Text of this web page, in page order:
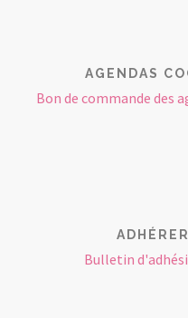
AGENDAS
Bon de commande des
Bulletin